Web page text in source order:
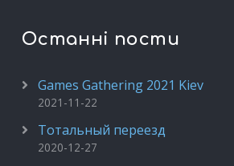
Останні пости
Games Gathering 2021 Kiev
2021-11-22
Тотальный переезд
2020-12-27